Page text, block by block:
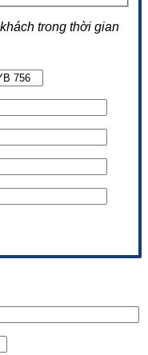
trong thời gian